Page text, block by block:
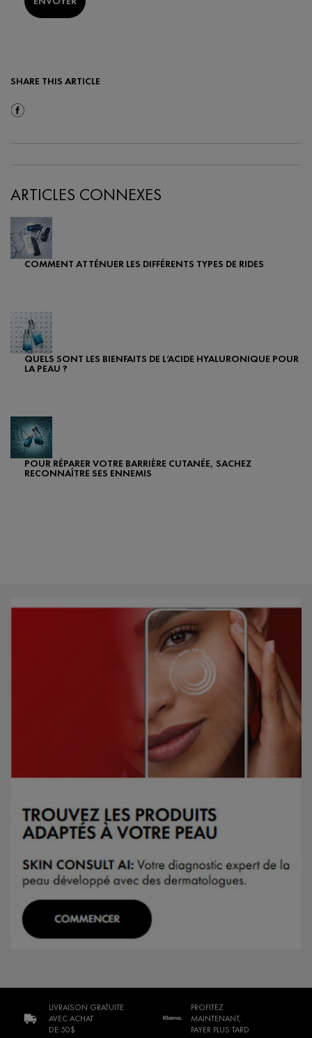
SHARE THIS ARTICLE
Share On Facebook
ARTICLES CONNEXES
COMMENT ATTÉNUER LES DIFFÉRENTS TYPES DE RIDES
QUELS SONT LES BIENFAITS DE L’ACIDE HYALURONIQUE POUR
LA PEAU ?
POUR RÉPARER VOTRE BARRIÈRE CUTANÉE, SACHEZ
RECONNAÎTRE SES ENNEMIS
LIVRAISON GRATUITE
AVEC ACHAT
DE 50$
PROFITEZ
MAINTENANT,
PAYER PLUS TARD